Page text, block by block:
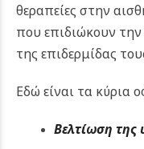
θεραπείες στην
που επιδιώκουν
της επιδερμίδας
Εδώ είναι τα κύρια
Βελτίωση της